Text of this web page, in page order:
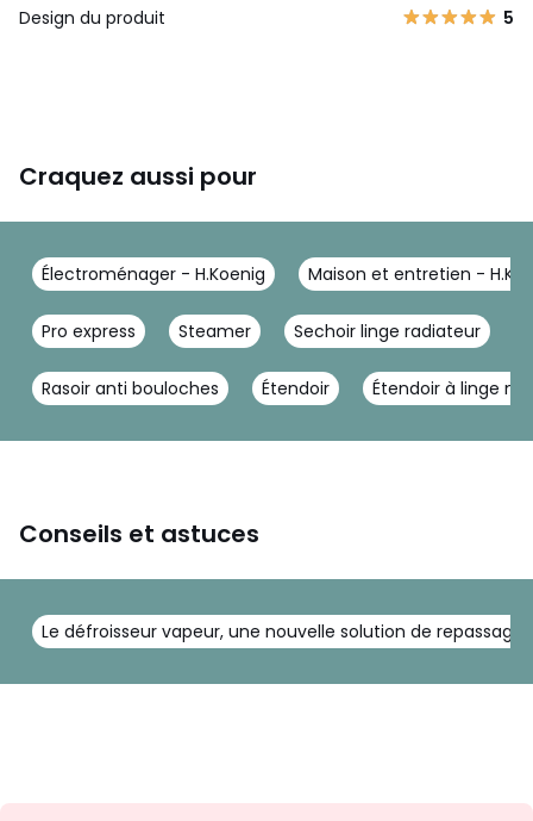
Design du produit 5
Craquez aussi pour
Électroménager - H.Koenig Maison et entretien -
Pro express Steamer Sechoir linge radiateur
Rasoir anti bouloches Étendoir Étendoir à linge
Conseils et astuces
Le défroisseur vapeur, une nouvelle solution de repassage